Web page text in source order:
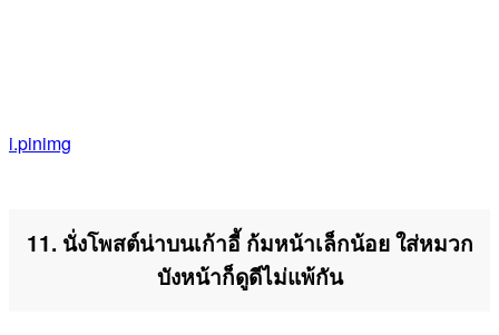
i.pinimg
11. นั่งโพสต์น่าบนเก้าอี้ ก้มหน้าเล็กน้อย ใส่หมวก
บังหน้าก็ดูดีไม่แพ้กัน